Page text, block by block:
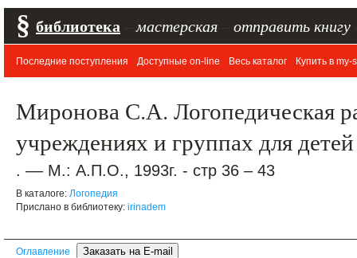
§ библиотека мастерская отправить книгу
Последние поступления Доступные on-line Весь каталог Купить в my-
Миронова С.А. Логопедическая
учреждениях и группах для
. –– М.: А.П.О., 1993г. - стр 36 – 43
В каталоге: Логопедия
Прислано в библиотеку: irinadem
Оглавление